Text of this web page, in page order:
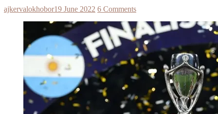
ajkervalokhobor19 June 2022 6 Comments